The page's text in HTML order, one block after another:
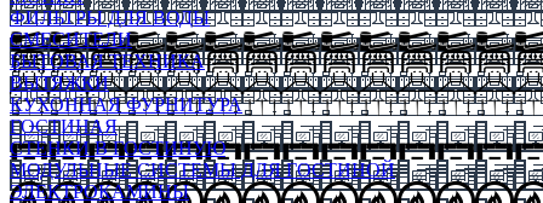
ФИЛЬТРЫ ДЛЯ ВОДЫ
СМЕСИТЕЛИ
БЫТОВАЯ ТЕХНИКА
ВЫТЯЖКИ
КУХОННАЯ ФУРНИТУРА
ГОСТИНАЯ
СТЕНКИ В ГОСТИНУЮ
МОДУЛЬНЫЕ СИСТЕМЫ ДЛЯ ГОСТИНОЙ
ЭЛЕКТРОКАМИНЫ